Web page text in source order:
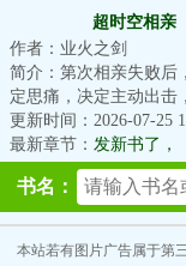
（为白银盟主冰衫沐雪
（四合一）
超时空相亲
作者：业火之剑
简介：第次相亲失败后
定思痛，决定主动出击
更新时间：2026-07-25
最新章节： 发新书了，
友是收容物》
书名：
本站若有图片广告属于第